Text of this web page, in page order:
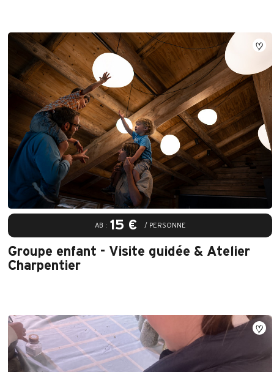
AB : 15 € / PERSONNE
Groupe enfant - Visite guidée & Atelier
Charpentier